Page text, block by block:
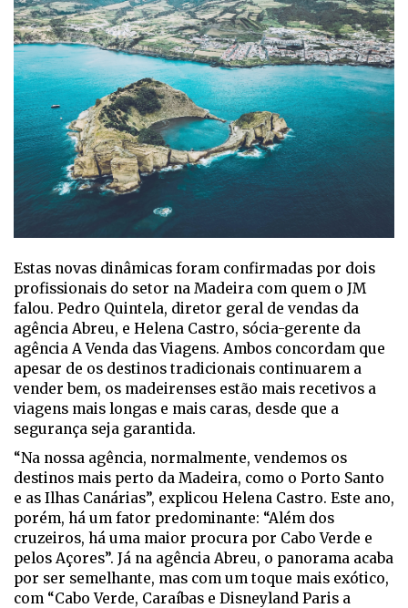
Estas novas dinâmicas foram confirmadas por dois
profissionais do setor na Madeira com quem o JM
falou. Pedro Quintela, diretor geral de vendas da
agência Abreu, e Helena Castro, sócia-gerente da
agência A Venda das Viagens. Ambos concordam que
apesar de os destinos tradicionais continuarem a
vender bem, os madeirenses estão mais recetivos a
viagens mais longas e mais caras, desde que a
segurança seja garantida.
“Na nossa agência, normalmente, vendemos os
destinos mais perto da Madeira, como o Porto Santo
e as Ilhas Canárias”, explicou Helena Castro. Este ano,
porém, há um fator predominante: “Além dos
cruzeiros, há uma maior procura por Cabo Verde e
pelos Açores”. Já na agência Abreu, o panorama acaba
por ser semelhante, mas com um toque mais exótico,
com “Cabo Verde, Caraíbas e Disneyland Paris a